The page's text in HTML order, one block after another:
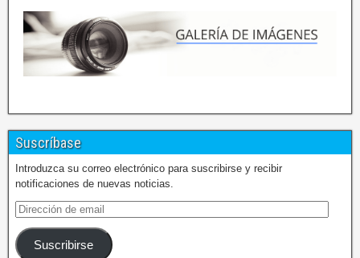
Suscríbase
Introduzca su correo electrónico para suscribirse y recibir
notificaciones de nuevas noticias.
Suscribirse